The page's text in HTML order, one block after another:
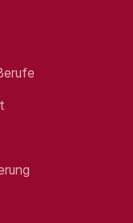
z. B.
mit
Erfahrungen mit
können: Sie sind